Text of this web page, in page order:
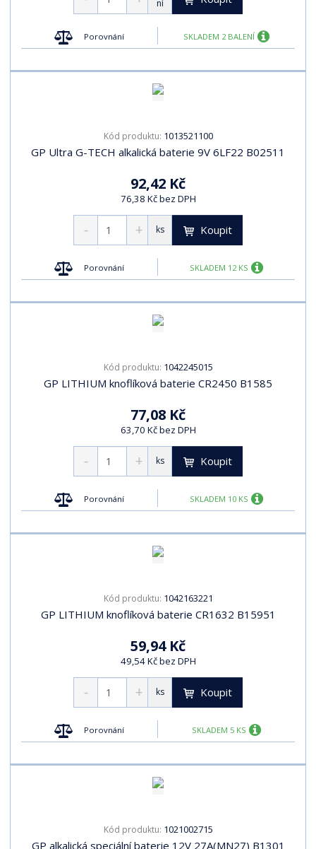
ní
Porovnání SKLADEM 2 BALENÍ
Kód produktu: 1013521100
GP Ultra G-TECH alkalická baterie 9V 6LF22 B02511
92,42 Kč
76,38 Kč bez DPH
ks Koupit
Porovnání SKLADEM 12 KS
Kód produktu: 1042245015
GP LITHIUM knoflíková baterie CR2450 B1585
77,08 Kč
63,70 Kč bez DPH
ks Koupit
Porovnání SKLADEM 10 KS
Kód produktu: 1042163221
GP LITHIUM knoflíková baterie CR1632 B15951
59,94 Kč
49,54 Kč bez DPH
ks Koupit
Porovnání SKLADEM 5 KS
Kód produktu: 1021002715
GP alkalická speciální baterie 12V 27A(MN27) B1301